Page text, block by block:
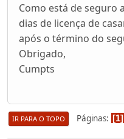
Como está de seguro
dias de licença de
após o término do
Obrigado,
Cumpts
IR PARA O TOPO Páginas 1